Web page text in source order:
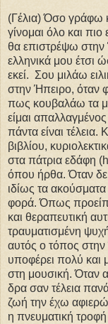
(Γέλια) Όσο γράφω
γίνομαι όλο και πιο
θα επιστρέψω
ελληνικά μου έτσι
εκεί. Σου μιλάω
στην Ήπειρο, όταν
πως κουβαλάω τα
είμαι
πάντα είναι
βιβλίου,
στα πάτρια εδάφη
όπου ήρθα. Όταν δε
ιδίως τα
φορά. Όπως
και θεραπευτική
τραυματισμένη
αυτός ο τόπος στην
υποφέρει πολύ και
στη μουσική. Όταν
δρα σαν τέλεια
ζωή την έχω
η πνευματική